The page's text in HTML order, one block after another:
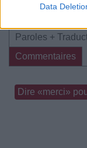
Data
Paroles +
Commentaires
Dire «merci»